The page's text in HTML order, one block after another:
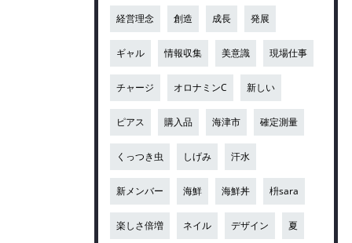
経営理念 創造 成長 発展
ギャル 情報収集 美意識 現場仕事
チャージ オロナミンC 新しい
ピアス 購入品 海津市 確定測量
くっつき虫 しげみ 汗水
新メンバー 海鮮 海鮮丼 枡sara
楽しさ倍増 ネイル デザイン 夏